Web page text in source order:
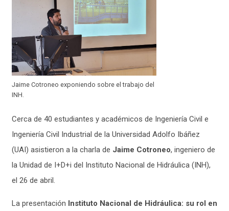
Jaime Cotroneo exponiendo sobre el trabajo del
INH.
Cerca de 40 estudiantes y académicos de Ingeniería Civil e
Ingeniería Civil Industrial de la Universidad Adolfo Ibáñez
(UAI) asistieron a la charla de Jaime Cotroneo, ingeniero de
la Unidad de I+D+i del Instituto Nacional de Hidráulica (INH),
el 26 de abril.
La presentación Instituto Nacional de Hidráulica: su rol en